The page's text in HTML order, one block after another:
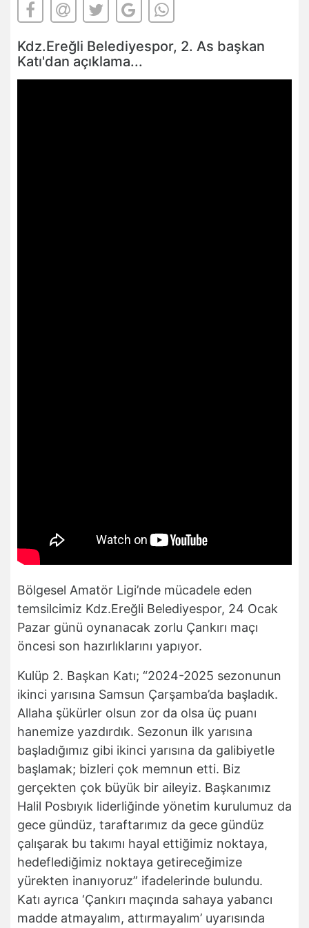
Kdz.Ereğli Belediyespor, 2. As başkan
Katı'dan açıklama...
Bölgesel Amatör Ligi’nde mücadele eden
temsilcimiz Kdz.Ereğli Belediyespor, 24 Ocak
Pazar günü oynanacak zorlu Çankırı maçı
öncesi son hazırlıklarını yapıyor.
Kulüp 2. Başkan Katı; “2024-2025 sezonunun
ikinci yarısına Samsun Çarşamba’da başladık.
Allaha şükürler olsun zor da olsa üç puanı
hanemize yazdırdık. Sezonun ilk yarısına
başladığımız gibi ikinci yarısına da galibiyetle
başlamak; bizleri çok memnun etti. Biz
gerçekten çok büyük bir aileyiz. Başkanımız
Halil Posbıyık liderliğinde yönetim kurulumuz da
gece gündüz, taraftarımız da gece gündüz
çalışarak bu takımı hayal ettiğimiz noktaya,
hedeflediğimiz noktaya getireceğimize
yürekten inanıyoruz” ifadelerinde bulundu.
Katı ayrıca ‘Çankırı maçında sahaya yabancı
madde atmayalım, attırmayalım’ uyarısında